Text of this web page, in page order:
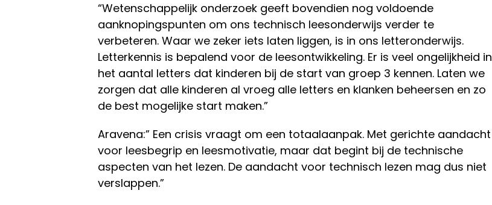
“Wetenschappelijk onderzoek geeft bovendien nog voldoende
aanknopingspunten om ons technisch leesonderwijs verder te
verbeteren. Waar we zeker iets laten liggen, is in ons letteronderwijs.
Letterkennis is bepalend voor de leesontwikkeling. Er is veel ongelijkheid in
het aantal letters dat kinderen bij de start van groep 3 kennen. Laten we
zorgen dat alle kinderen al vroeg alle letters en klanken beheersen en zo
de best mogelijke start maken.”
Aravena:” Een crisis vraagt om een totaalaanpak. Met gerichte aandacht
voor leesbegrip en leesmotivatie, maar dat begint bij de technische
aspecten van het lezen. De aandacht voor technisch lezen mag dus niet
verslappen.”